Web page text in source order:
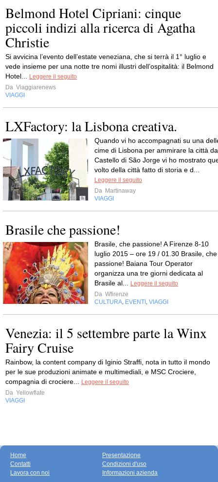
Belmond Hotel Cipriani: cinque
piccoli indizi alla ricerca di Agatha
Christie
Si avvicina l’evento dell’estate veneziana, che si terrà il 1° luglio e
vede insieme per una notte tre nomi illustri dell’ospitalità: il Belmond
Hotel...
Leggere il seguito
Da Viaggiarenews
VIAGGI
LXFactory: la Lisbona creativa.
Quando vi ho accompagnati su una
cime di Lisbona per ammirare la città
Castello di São Jorge vi ho mostrato
volto della città fatto di storia e d...
Leggere il seguito
Da Martinaway
VIAGGI
Brasile che passione!
Brasile, che passione! A Firenze 8-10
luglio 2015 – ore 19 / 01.30 Brasile, che
passione! Baiana Tour Operator
organizza una tre giorni dedicata al
Brasile al...
Leggere il seguito
Da Wfirenze
CULTURA EVENTI VIAGGI
Venezia: il 5 settembre parte la Winx
Fairy Cruise
Rainbow, la content company di Iginio Straffi, nota in tutto il mondo
per le sue produzioni animate e multimediali, e MSC Crociere,
compagnia di crociere...
Leggere il seguito
Da Yellowflate
VIAGGI
Home
Contatti
Lavora con noi
Presentazione
Condizioni d'uso
Informazioni azienda